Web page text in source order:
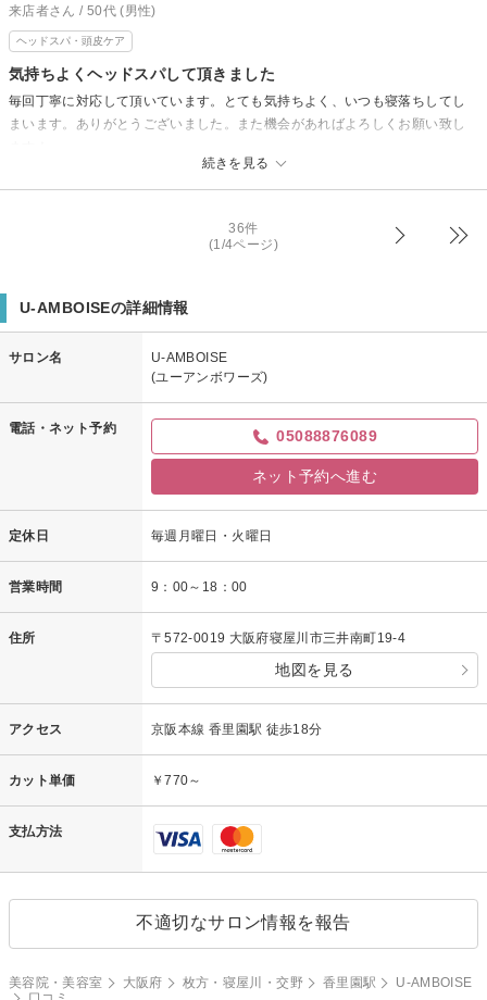
来店者さん / 50代 (男性)
ヘッドスパ・頭皮ケア
気持ちよくヘッドスパして頂きました
続きを見る
毎回丁寧に対応して頂いています。とても気持ちよく、いつも寝落ちしてし
まいます。ありがとうございました。また機会があればよろしくお願い致し
36件
(1/4ページ)
U-AMBOISEの詳細情報
サロン名
U-AMBOISE
(ユーアンボワーズ)
電話・ネット予約 05088876089
ネット予約へ進む
定休日 毎週月曜日・火曜日
営業時間 9：00～18：00
住所 〒572-0019 大阪府寝屋川市三井南町19-4
地図を見る
アクセス 京阪本線 香里園駅 徒歩18分
カット単価 ￥770～
支払方法
不適切なサロン情報を報告
美容院・美容室 大阪府 枚方・寝屋川・交野 香里園駅
U-AMBOISE